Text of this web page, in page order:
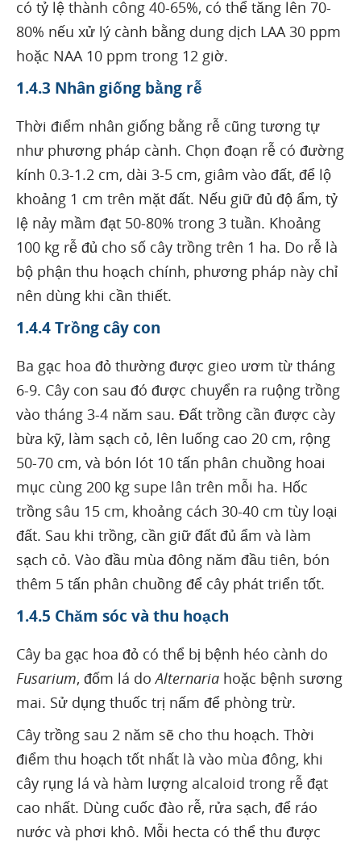
có tỷ lệ thành công 40-65%, có thể tăng lên 70-
80% nếu xử lý cành bằng dung dịch LAA 30 ppm
hoặc NAA 10 ppm trong 12 giờ.
1.4.3 Nhân giống bằng rễ
Thời điểm nhân giống bằng rễ cũng tương tự
như phương pháp cành. Chọn đoạn rễ có đường
kính 0.3-1.2 cm, dài 3-5 cm, giâm vào đất, để lộ
khoảng 1 cm trên mặt đất. Nếu giữ đủ độ ẩm, tỷ
lệ nảy mầm đạt 50-80% trong 3 tuần. Khoảng
100 kg rễ đủ cho số cây trồng trên 1 ha. Do rễ là
bộ phận thu hoạch chính, phương pháp này chỉ
nên dùng khi cần thiết.
1.4.4 Trồng cây con
Ba gạc hoa đỏ thường được gieo ươm từ tháng
6-9. Cây con sau đó được chuyển ra ruộng trồng
vào tháng 3-4 năm sau. Đất trồng cần được cày
bừa kỹ, làm sạch cỏ, lên luống cao 20 cm, rộng
50-70 cm, và bón lót 10 tấn phân chuồng hoai
mục cùng 200 kg supe lân trên mỗi ha. Hốc
trồng sâu 15 cm, khoảng cách 30-40 cm tùy loại
đất. Sau khi trồng, cần giữ đất đủ ẩm và làm
sạch cỏ. Vào đầu mùa đông năm đầu tiên, bón
thêm 5 tấn phân chuồng để cây phát triển tốt.
1.4.5 Chăm sóc và thu hoạch
Cây ba gạc hoa đỏ có thể bị bệnh héo cành do
Fusarium, đốm lá doAlternaria hoặc bệnh sương
mai. Sử dụng thuốc trị nấm để phòng trừ.
Cây trồng sau 2 năm sẽ cho thu hoạch. Thời
điểm thu hoạch tốt nhất là vào mùa đông, khi
cây rụng lá và hàm lượng alcaloid trong rễ đạt
cao nhất. Dùng cuốc đào rễ, rửa sạch, để ráo
nước và phơi khô. Mỗi hecta có thể thu được